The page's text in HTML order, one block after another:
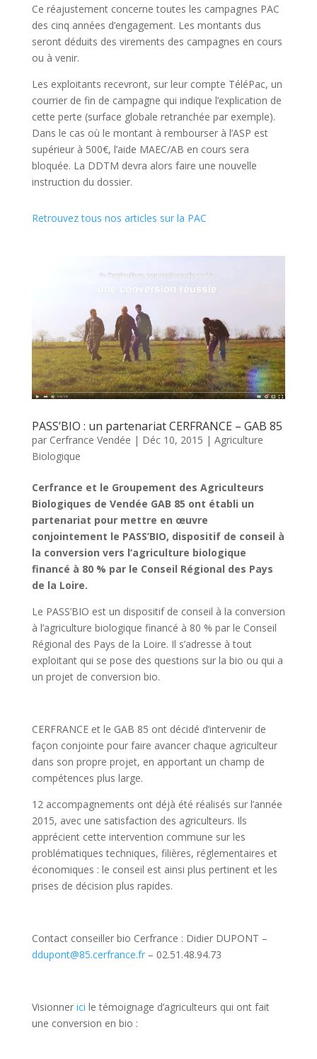
Ce réajustement concerne toutes les campagnes PAC
des cinq années d’engagement. Les montants dus
seront déduits des virements des campagnes en cours
ou à venir.
Les exploitants recevront, sur leur compte TéléPac, un
courrier de fin de campagne qui indique l’explication de
cette perte (surface globale retranchée par exemple).
Dans le cas où le montant à rembourser à l’ASP est
supérieur à 500€, l’aide MAEC/AB en cours sera
bloquée. La DDTM devra alors faire une nouvelle
instruction du dossier.
Retrouvez tous nos articles sur la PAC
PASS’BIO : un partenariat CERFRANCE – GAB 85
par Cerfrance Vendée | Déc 10, 2015 | Agriculture
Biologique
Cerfrance et le Groupement des Agriculteurs
Biologiques de Vendée GAB 85 ont établi un
partenariat pour mettre en œuvre
conjointement le PASS’BIO, dispositif de conseil à
la conversion vers l’agriculture biologique
financé à 80 % par le Conseil Régional des Pays
de la Loire.
Le PASS’BIO est un dispositif de conseil à la conversion
à l’agriculture biologique financé à 80 % par le Conseil
Régional des Pays de la Loire. Il s’adresse à tout
exploitant qui se pose des questions sur la bio ou qui a
un projet de conversion bio.
CERFRANCE et le GAB 85 ont décidé d’intervenir de
façon conjointe pour faire avancer chaque agriculteur
dans son propre projet, en apportant un champ de
compétences plus large.
12 accompagnements ont déjà été réalisés sur l’année
2015, avec une satisfaction des agriculteurs. Ils
apprécient cette intervention commune sur les
problématiques techniques, filières, réglementaires et
économiques : le conseil est ainsi plus pertinent et les
prises de décision plus rapides.
Contact conseiller bio Cerfrance : Didier DUPONT –
ddupont@85.cerfrance.fr– 02.51.48.94.73
Visionner ici le témoignage d’agriculteurs qui ont fait
une conversion en bio :